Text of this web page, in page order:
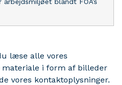
læse alle vores
materiale i form af billeder
vores kontaktoplysninger.